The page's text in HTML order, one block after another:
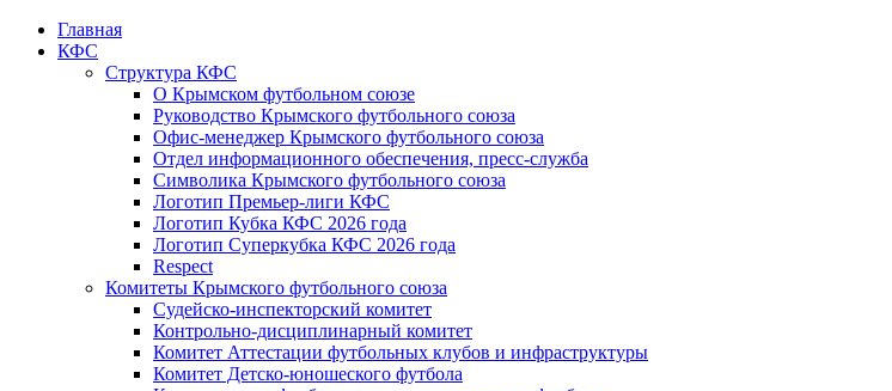
Главная
КФС
Структура КФС
О Крымском футбольном союзе
Руководство Крымского футбольного союза
Офис-менеджер Крымского футбольного союза
Отдел информационного обеспечения, пресс-служба
Символика Крымского футбольного союза
Логотип Премьер-лиги КФС
Логотип Кубка КФС 2026 года
Логотип Суперкубка КФС 2026 года
Respect
Комитеты Крымского футбольного союза
Судейско-инспекторский комитет
Контрольно-дисциплинарный комитет
Комитет Аттестации футбольных клубов и инфраструктуры
Комитет Детско-юношеского футбола